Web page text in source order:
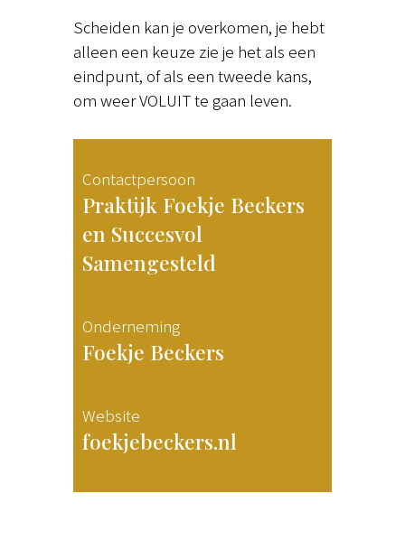
Scheiden kan je overkomen, je hebt
alleen een keuze zie je het als een
eindpunt, of als een tweede kans,
om weer VOLUIT te gaan leven.
Contactpersoon
Praktijk Foekje Beckers
en Succesvol
Samengesteld
Onderneming
Foekje Beckers
Website
foekjebeckers.nl